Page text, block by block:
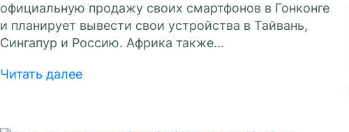
официальную продажу своих смартфонов в Гонконге
и планирует вывести свои устройства в Тайвань,
Сингапур и Россию. Африка также...
Читать далее